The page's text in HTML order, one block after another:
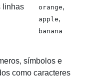
linhas
orange,
apple,
banana
símbolos e
como caracteres